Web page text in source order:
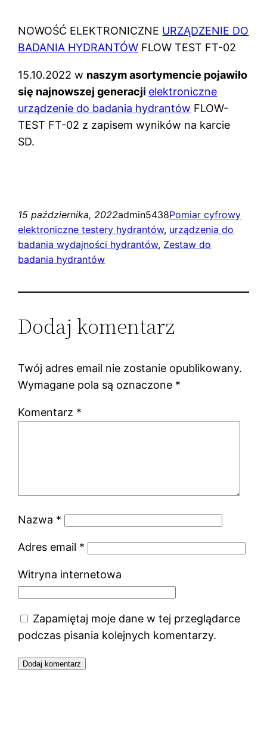
NOWOŚĆ ELEKTRONICZNE URZĄDZENIE DO
BADANIA HYDRANTÓW FLOW TEST FT-02
15.10.2022 w naszym asortymencie pojawiło
się najnowszej generacji elektroniczne
urządzenie do badania hydrantów FLOW-
TEST FT-02 z zapisem wyników na karcie
SD.
15 października, 2022admin5438Pomiar cyfrowy
elektroniczne testery hydrantów, urządzenia do
badania wydajności hydrantów, Zestaw do
badania hydrantów
Dodaj komentarz
Twój adres email nie zostanie opublikowany.
Wymagane pola są oznaczone *
Komentarz *
Nazwa *
Adres email *
Witryna internetowa
Zapamiętaj moje dane w tej przeglądarce
podczas pisania kolejnych komentarzy.